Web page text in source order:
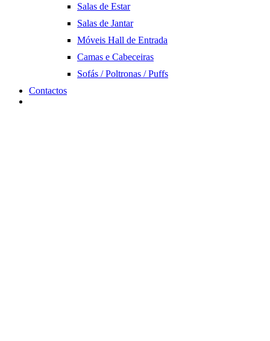
Salas de Estar
Salas de Jantar
Móveis Hall de Entrada
Camas e Cabeceiras
Sofás / Poltronas / Puffs
Contactos